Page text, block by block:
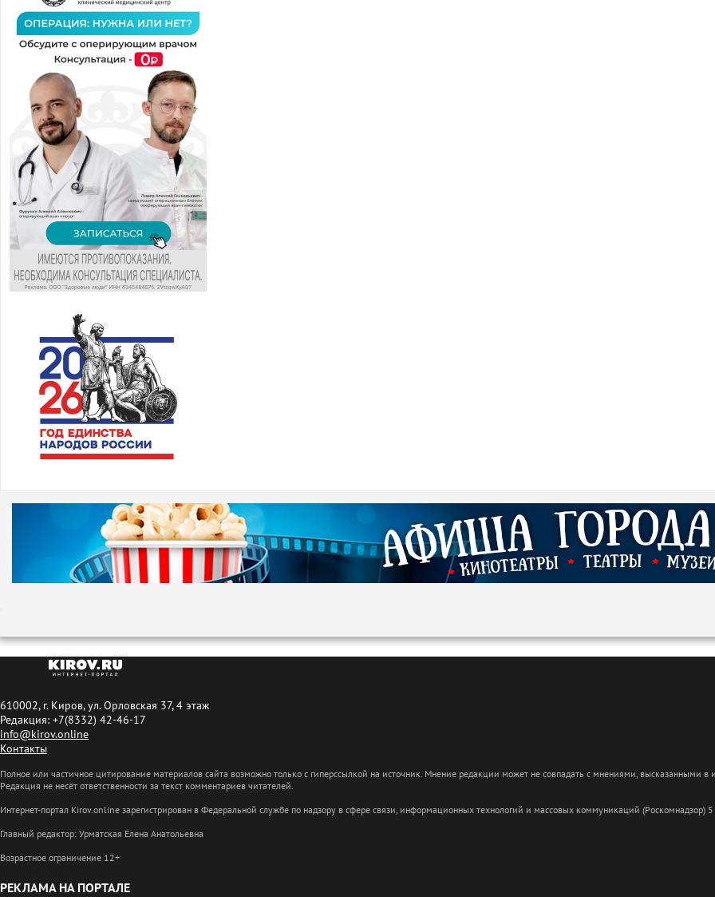
610002, г. Киров, ул. Орловская 37, 4 этаж
Редакция: +7(8332) 42-46-17
info@kirov.online
Контакты
Полное или частичное цитирование материалов сайта возможно только с гиперссылкой на источник. Мнение редакции может не совпадать с мнениями, высказанными
Редакция не несёт ответственности за текст комментариев читателей.
Интернет-портал Kirov.online зарегистрирован в Федеральной службе по надзору в сфере связи, информационных технологий и массовых коммуникаций
Главный редактор: Урматская Елена Анатольевна
Возрастное ограничение 12+
РЕКЛАМА НА ПОРТАЛЕ